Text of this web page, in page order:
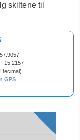
skiltene til
: 15.2157
GPS